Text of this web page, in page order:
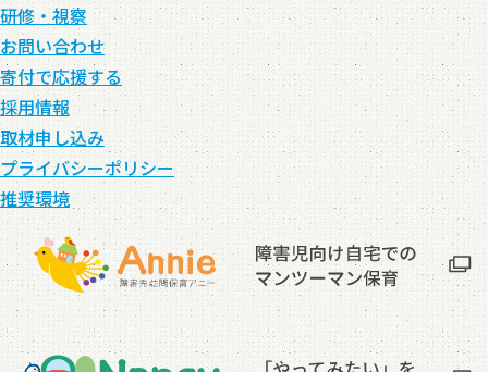
研修・視察
お問い合わせ
寄付で応援する
採用情報
取材申し込み
プライバシーポリシー
推奨環境